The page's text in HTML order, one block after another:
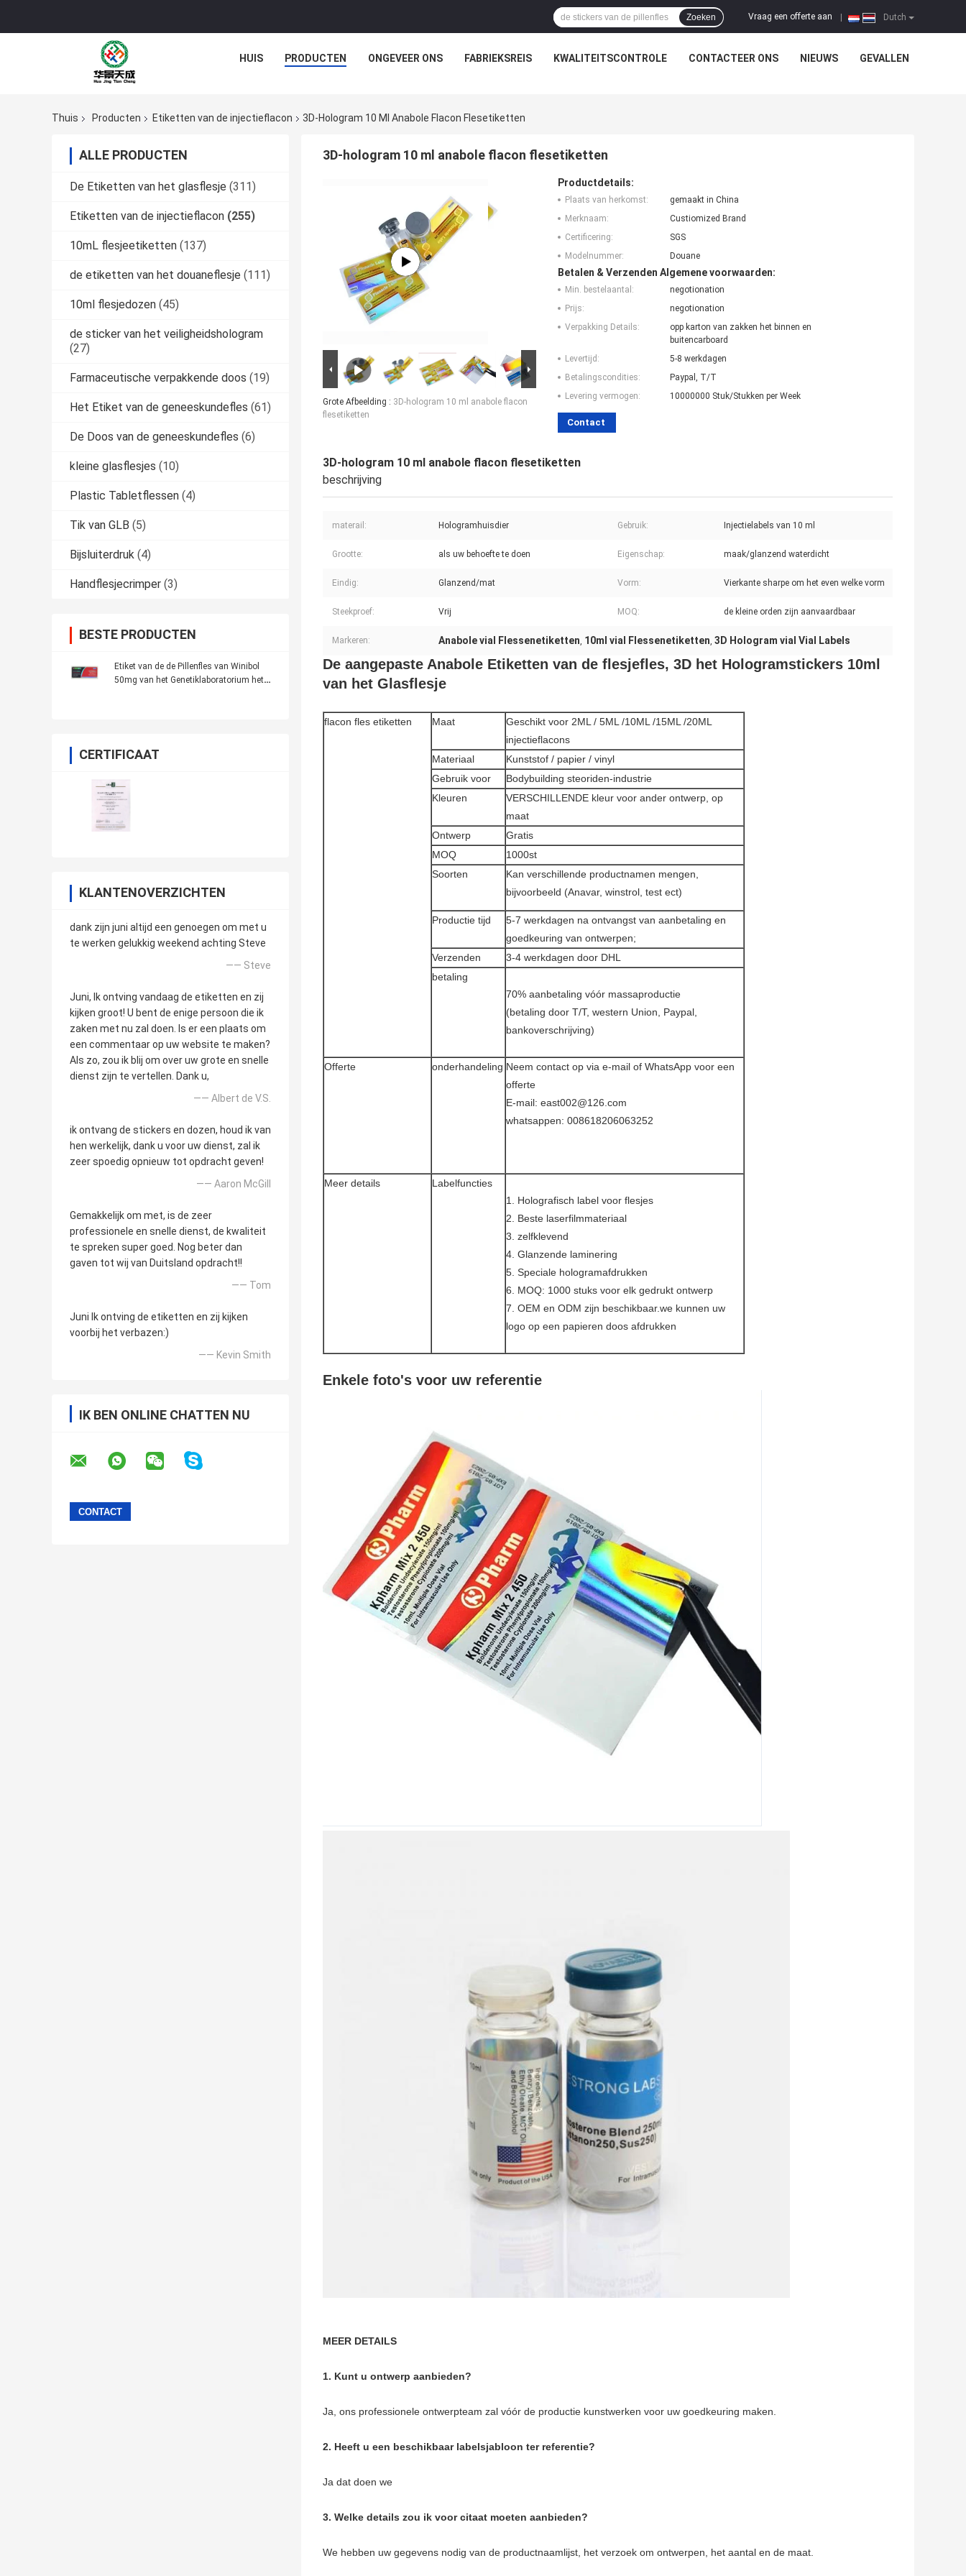
Dutch
Vraag een offerte aan
Zoeken
HUIS PRODUCTEN ONGEVEER ONS FABRIEKSREIS KWALITEITSCONTROLE CONTACTEER ONS NIEUWS GEVALLEN
Thuis Producten Etiketten van de injectieflacon 3D-Hologram 10 Ml Anabole Flacon Flesetiketten
ALLE PRODUCTEN
De Etiketten van het glasflesje (311)
Etiketten van de injectieflacon (255)
10mL flesjeetiketten (137)
de etiketten van het douaneflesje (111)
10ml flesjedozen (45)
de sticker van het veiligheidshologram
(27)
Farmaceutische verpakkende doos (19)
Het Etiket van de geneeskundefles (61)
De Doos van de geneeskundefles (6)
kleine glasflesjes (10)
Plastic Tabletflessen (4)
Tik van GLB (5)
Bijsluiterdruk (4)
Handflesjecrimper (3)
BESTE PRODUCTEN
Etiket van de de Pillenfles van Winibol
50mg van het Genetiklaboratorium het
CERTIFICAAT
KLANTENOVERZICHTEN
dank zijn juni altijd een genoegen om met u
te werken gelukkig weekend achting Steve
—— Steve
Juni, Ik ontving vandaag de etiketten en zij
kijken groot! U bent de enige persoon die ik
zaken met nu zal doen. Is er een plaats om
een commentaar op uw website te maken?
Als zo, zou ik blij om over uw grote en snelle
dienst zijn te vertellen. Dank u,
—— Albert de V.S.
ik ontvang de stickers en dozen, houd ik van
hen werkelijk, dank u voor uw dienst, zal ik
zeer spoedig opnieuw tot opdracht geven!
—— Aaron McGill
Gemakkelijk om met, is de zeer
professionele en snelle dienst, de kwaliteit
te spreken super goed. Nog beter dan
gaven tot wij van Duitsland opdracht!!
—— Tom
Juni Ik ontving de etiketten en zij kijken
voorbij het verbazen:)
—— Kevin Smith
IK BEN ONLINE CHATTEN NU
3D-hologram 10 ml anabole flacon flesetiketten
Grote Afbeelding : 3D-hologram 10 ml anabole flacon
flesetiketten
Productdetails:
Plaats van herkomst:
gemaakt in China
Merknaam:
Custiomized Brand
Certificering:
SGS
Modelnummer:
Douane
Betalen & Verzenden Algemene voorwaarden:
Min. bestelaantal:
negotionation
Prijs:
negotionation
Verpakking Details:
opp karton van zakken het binnen en
buitencarboard
Levertijd:
5-8 werkdagen
Betalingscondities:
Paypal, T/T
Levering vermogen:
10000000 Stuk/Stukken per Week
Contact
3D-hologram 10 ml anabole flacon flesetiketten
beschrijving
materail: Hologramhuisdier Gebruik: Injectielabels van 10 ml
Grootte: als uw behoefte te doen Eigenschap: maak/glanzend waterdicht
Eindig: Glanzend/mat Vorm: Vierkante sharpe om het even welke vorm
Steekproef: Vrij MOQ: de kleine orden zijn aanvaardbaar
Markeren: Anabole vial Flessenetiketten, 10ml vial Flessenetiketten, 3D Hologram vial Vial Labels
De aangepaste Anabole Etiketten van de flesjefles, 3D het Hologramstickers 10ml
van het Glasflesje
flacon fles etiketten Maat
Geschikt voor 2ML / 5ML /10ML /15ML /20ML
injectieflacons
Materiaal
Kunststof / papier / vinyl
Gebruik voor
Bodybuilding steoriden-industrie
Kleuren
VERSCHILLENDE kleur voor ander ontwerp, op
maat
Ontwerp
Gratis
MOQ
1000st
Soorten
Kan verschillende productnamen mengen,
bijvoorbeeld (Anavar, winstrol, test ect)
Productie tijd
5-7 werkdagen na ontvangst van aanbetaling en
goedkeuring van ontwerpen;
Verzenden
3-4 werkdagen door DHL
betaling
70% aanbetaling vóór massaproductie
(betaling door T/T, western Union, Paypal,
bankoverschrijving)
Offerte onderhandeling Neem contact op via e-mail of WhatsApp voor een
offerte
E-mail: east002@126.com
whatsappen: 008618206063252
Meer details
Labelfuncties
1. Holografisch label voor flesjes
2. Beste laserfilmmateriaal
3. zelfklevend
4. Glanzende laminering
5. Speciale hologramafdrukken
6. MOQ: 1000 stuks voor elk gedrukt ontwerp
7. OEM en ODM zijn beschikbaar.we kunnen uw
logo op een papieren doos afdrukken
Enkele foto's voor uw referentie
MEER DETAILS
1. Kunt u ontwerp aanbieden?
Ja, ons professionele ontwerpteam zal vóór de productie kunstwerken voor uw goedkeuring maken.
2. Heeft u een beschikbaar labelsjabloon ter referentie?
Ja dat doen we
3. Welke details zou ik voor citaat moeten aanbieden?
We hebben uw gegevens nodig van de productnaamlijst, het verzoek om ontwerpen, het aantal en de maat.